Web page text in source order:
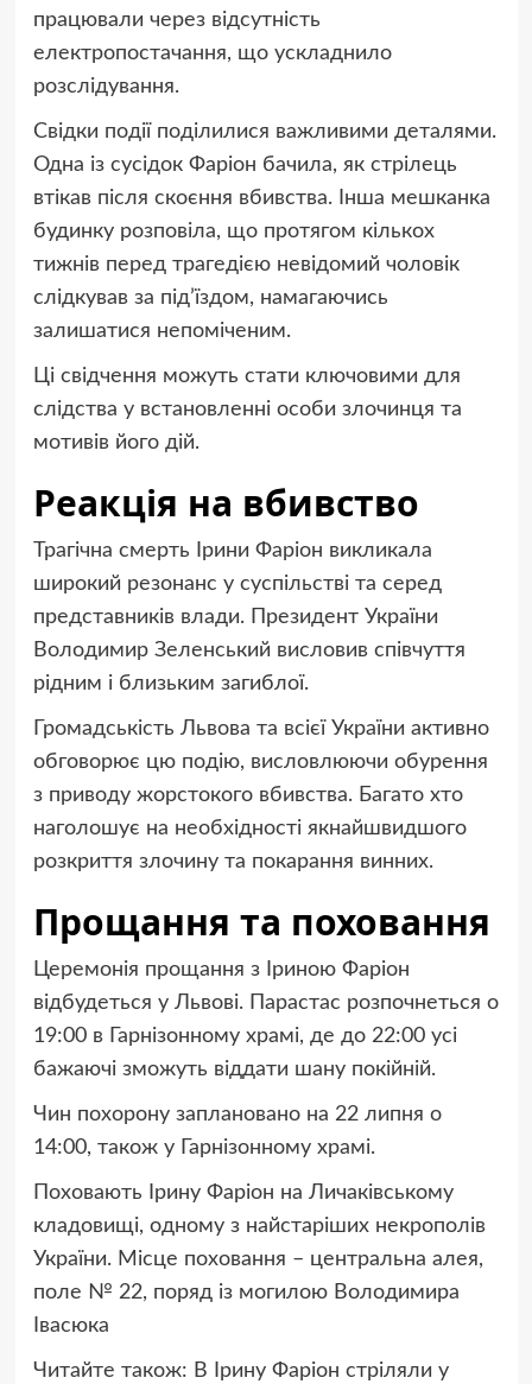
працювали через відсутність
електропостачання, що ускладнило
розслідування.
Свідки події поділилися важливими деталями.
Одна із сусідок Фаріон бачила, як стрілець
втікав після скоєння вбивства. Інша мешканка
будинку розповіла, що протягом кількох
тижнів перед трагедією невідомий чоловік
слідкував за під’їздом, намагаючись
залишатися непоміченим.
Ці свідчення можуть стати ключовими для
слідства у встановленні особи злочинця та
мотивів його дій.
Реакція на вбивство
Трагічна смерть Ірини Фаріон викликала
широкий резонанс у суспільстві та серед
представників влади. Президент України
Володимир Зеленський висловив співчуття
рідним і близьким загиблої.
Громадськість Львова та всієї України активно
обговорює цю подію, висловлюючи обурення
з приводу жорстокого вбивства. Багато хто
наголошує на необхідності якнайшвидшого
розкриття злочину та покарання винних.
Прощання та поховання
Церемонія прощання з Іриною Фаріон
відбудеться у Львові. Парастас розпочнеться о
19:00 в Гарнізонному храмі, де до 22:00 усі
бажаючі зможуть віддати шану покійній.
Чин похорону заплановано на 22 липня о
14:00, також у Гарнізонному храмі.
Поховають Ірину Фаріон на Личаківському
кладовищі, одному з найстаріших некрополів
України. Місце поховання – центральна алея,
поле № 22, поряд із могилою Володимира
Івасюка
Читайте також: В Ірину Фаріон стріляли у